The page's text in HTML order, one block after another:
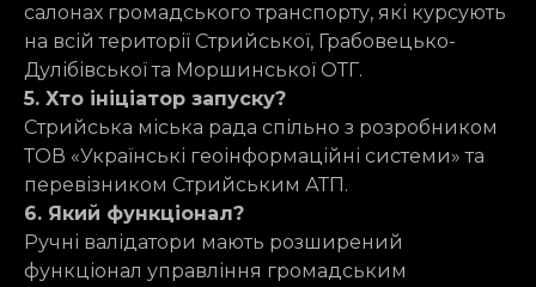
салонах громадського транспорту, які курсують
на всій території Стрийської, Грабовецько-
Дулібівської та Моршинської ОТГ.
5. Хто ініціатор запуску?
Стрийська міська рада спільно з розробником
ТОВ «Українські геоінформаційні системи» та
перевізником Стрийським АТП.
6. Який функціонал?
Ручні валідатори мають розширений
функціонал управління громадським